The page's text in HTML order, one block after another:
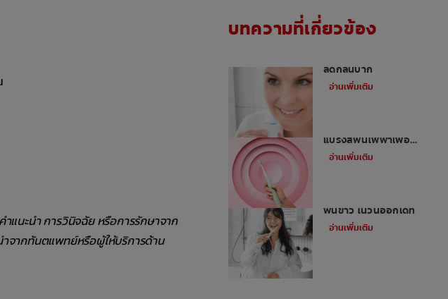
ำแนะนำ การวินิจฉัย หรือการรักษาจาก
จากทันตแพทย์หรือผู้ให้บริการด้าน
บทความที่เกี่ยวข้อง
ลดกลิ่นปาก
อ่านเพิ่มเติม
แปรงสีฟันไฟฟ้าเพื่อ
สุขภาพปากและฟัน
อ่านเพิ่มเติม
ฟันขาว ในวันออกเดท
อ่านเพิ่มเติม